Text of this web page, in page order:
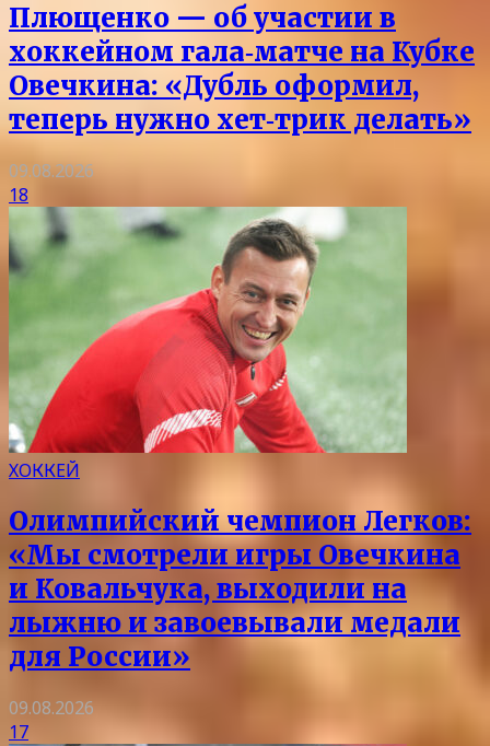
Плющенко — об участии в
хоккейном гала‑матче на Кубке
Овечкина: «Дубль оформил,
теперь нужно хет‑трик делать»
09.08.2026
18
ХОККЕЙ
Олимпийский чемпион Легков:
«Мы смотрели игры Овечкина
и Ковальчука, выходили на
лыжню и завоевывали медали
для России»
09.08.2026
17